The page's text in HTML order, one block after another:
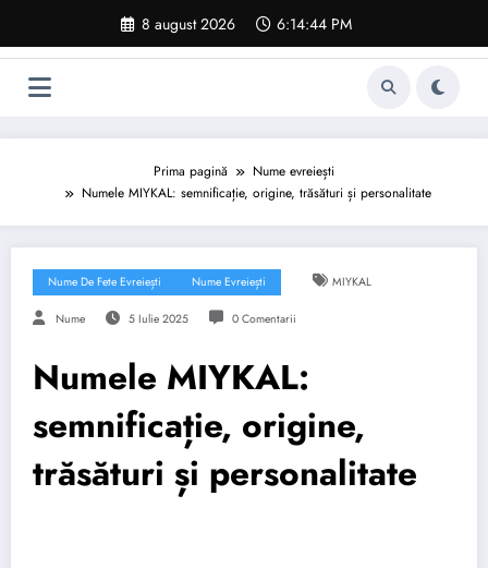
conținut
8 august 2026 6:14:45 PM
Prima pagină
Nume evreiești
Numele MIYKAL: semnificație, origine, trăsături și personalitate
Nume De Fete Evreiești Nume Evreiești MIYKAL
Nume 5 Iulie 2025 0 Comentarii
Numele MIYKAL:
semnificație, origine,
trăsături și personalitate